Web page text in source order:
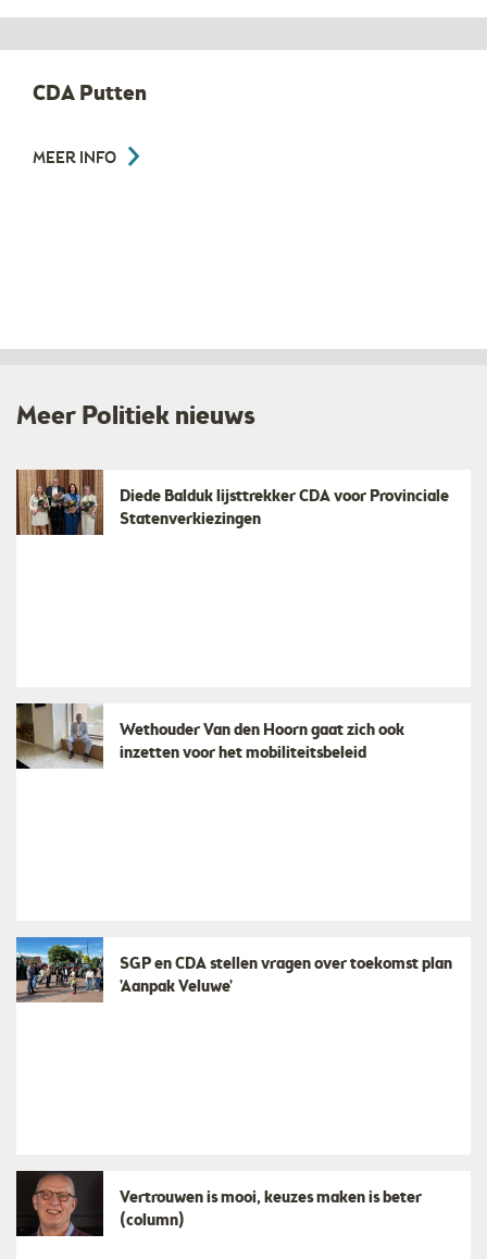
CDA Putten
MEER INFO
Meer Politiek nieuws
Diede Balduk lijsttrekker CDA voor Provinciale
Statenverkiezingen
Wethouder Van den Hoorn gaat zich ook
inzetten voor het mobiliteitsbeleid
SGP en CDA stellen vragen over toekomst plan
'Aanpak Veluwe'
​Vertrouwen is mooi, keuzes maken is beter
(column)